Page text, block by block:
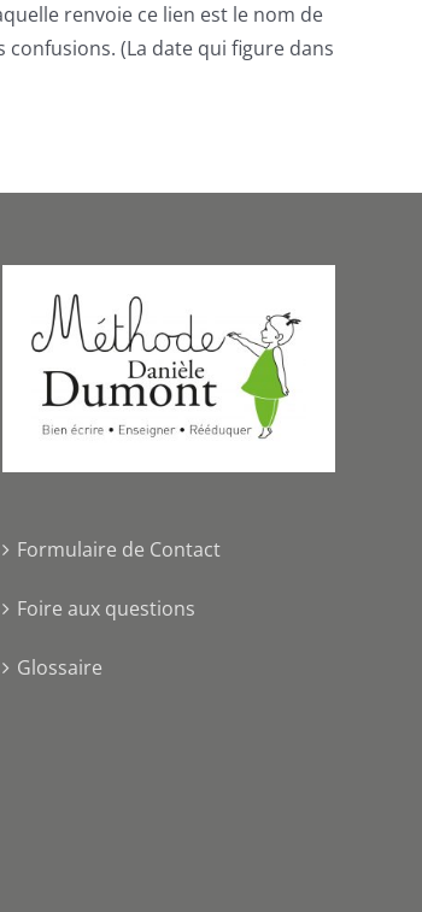
renvoie ce lien est le nom de
confusions. (La date qui figure dans
Formulaire de Contact
Foire aux questions
Glossaire